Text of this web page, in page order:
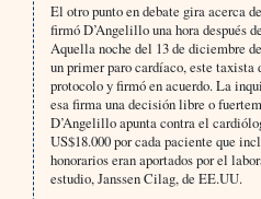
El otro punto en debate gira acerca
firmó D’Angelillo una hora después
Aquella noche del 13 de diciembre
un primer paro cardíaco, este taxista
protocolo y firmó en acuerdo. La
esa firma una decisión libre o
D’Angelillo apunta contra el
US$18.000 por cada paciente que
honorarios eran aportados por el
estudio, Janssen Cilag, de EE.UU.